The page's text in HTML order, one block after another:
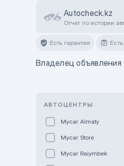
Autocheck.kz
Отчет по истории
Есть гарантия
Владелец объявления
АВТОЦЕНТРЫ
Mycar Almaty
Mycar Store
Mycar Raiymbek